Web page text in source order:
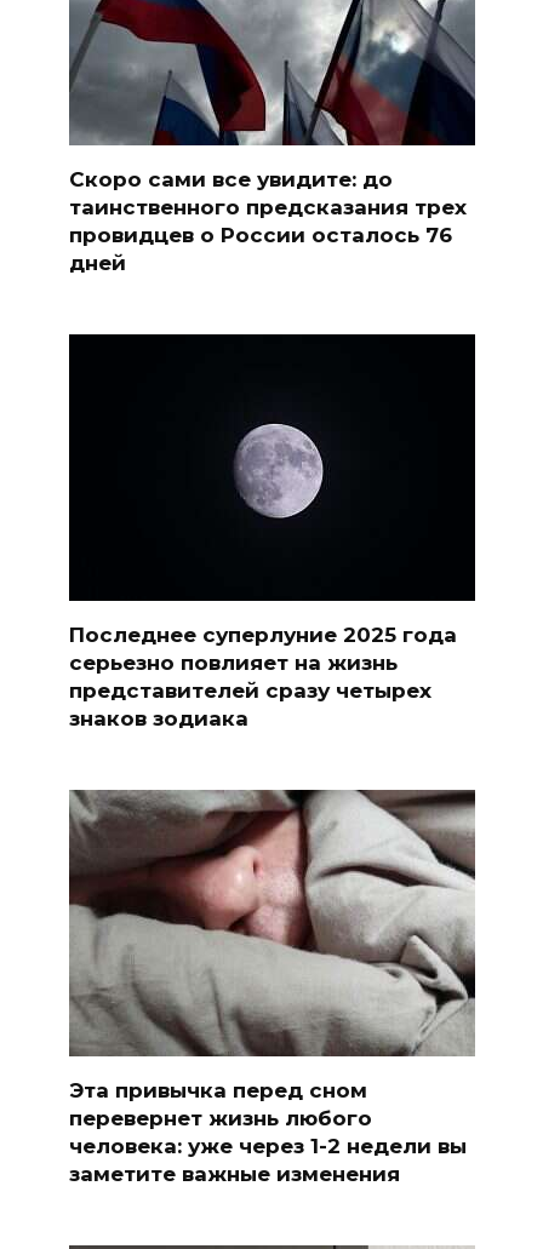
Скоро сами все увидите: до
таинственного предсказания трех
провидцев о России осталось 76
дней
Последнее суперлуние 2025 года
серьезно повлияет на жизнь
представителей сразу четырех
знаков зодиака
Эта привычка перед сном
перевернет жизнь любого
человека: уже через 1-2 недели вы
заметите важные изменения